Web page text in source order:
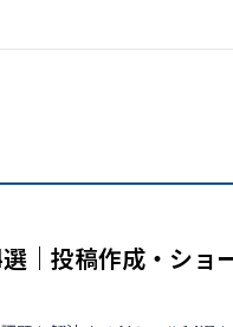
｜投稿作成・ショ